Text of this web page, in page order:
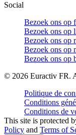
Social
Bezoek ons op
Bezoek ons op
Bezoek ons op
Bezoek ons op
Bezoek ons op
© 2026 Euractiv FR.
Politique de
Conditions
Conditions de
This site is protected
Policy and Terms of